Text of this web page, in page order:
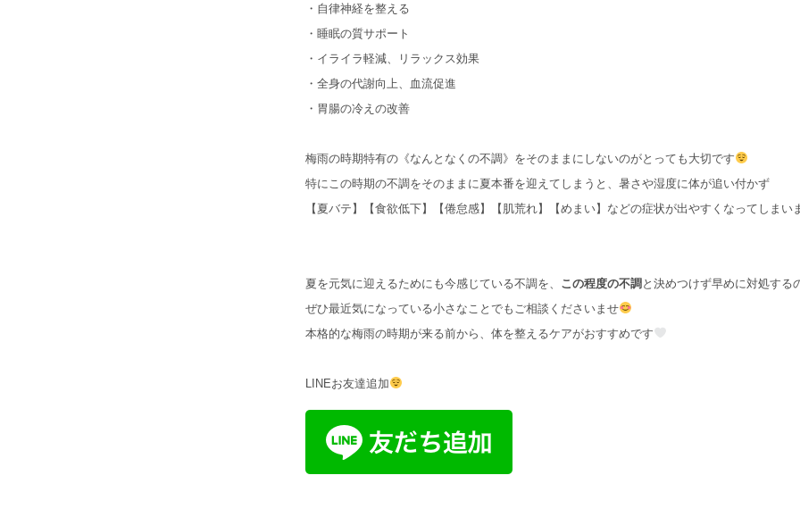
・自律神経を整える
・睡眠の質サポート
・イライラ軽減、リラックス効果
・全身の代謝向上、血流促進
・胃腸の冷えの改善
梅雨の時期特有の《なんとなくの不調》をそのままにしないのがとっても大切です
特にこの時期の不調をそのままに夏本番を迎えてしまうと、暑さや湿度に体が追い付かず
【夏バテ】【食欲低下】【倦怠感】【肌荒れ】【めまい】などの症状が出やすくなってしまい
夏を元気に迎えるためにも今感じている不調を、 この程度の不調 と決めつけず早めに対処する
ぜひ最近気になっている小さなことでもご相談くださいませ
本格的な梅雨の時期が来る前から、体を整えるケアがおすすめです
LINEお友達追加